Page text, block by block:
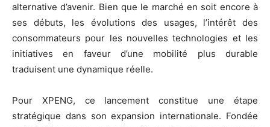
alternative d’avenir. Bien que le marché en soit encore à
ses débuts, les évolutions des usages, l’intérêt des
consommateurs pour les nouvelles technologies et les
initiatives en faveur d’une mobilité plus durable
traduisent une dynamique réelle.
Pour XPENG, ce lancement constitue une étape
stratégique dans son expansion internationale. Fondée